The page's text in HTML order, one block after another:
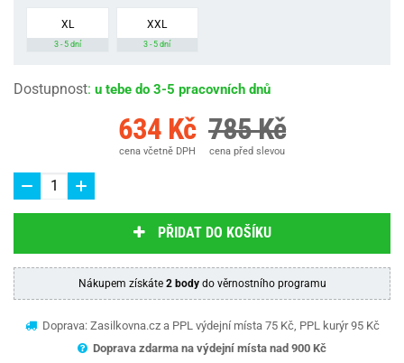
XL
3 - 5 dní
XXL
3 - 5 dní
Dostupnost: u tebe do 3-5 pracovních dnů
634 Kč
cena včetně DPH
785 Kč
cena před slevou
PŘIDAT DO KOŠÍKU
Nákupem získáte 2 bodydo věrnostního programu
Doprava: Zasilkovna.cz a PPL výdejní místa 75 Kč, PPL kurýr 95 Kč
Doprava zdarma na výdejní místa nad 900 Kč